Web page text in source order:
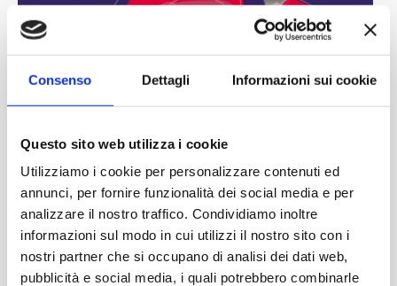
Consenso Dettagli Informazioni sui cookie
Questo sito web utilizza i cookie
Utilizziamo i cookie per personalizzare contenuti ed
annunci, per fornire funzionalità dei social media e per
analizzare il nostro traffico. Condividiamo inoltre
informazioni sul modo in cui utilizzi il nostro sito con i
nostri partner che si occupano di analisi dei dati web,
pubblicità e social media, i quali potrebbero combinarle